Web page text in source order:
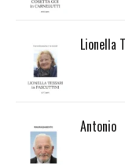
Lionella
Antonio